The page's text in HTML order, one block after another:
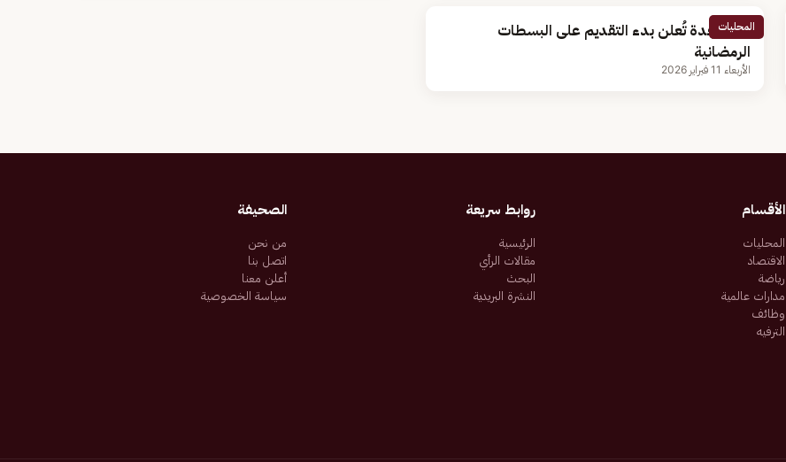
المحليات
أمانة جدة تُعلن بدء التقديم على البسطات
الرمضانية
الأربعاء 11 فبراير 2026
الأقسام
المحليات
الاقتصاد
رياضة
مدارات عالمية
وظائف
الترفيه
روابط سريعة
الرئيسية
مقالات الرأي
البحث
النشرة البريدية
الصحيفة
من نحن
اتصل بنا
أعلن معنا
سياسة الخصوصية